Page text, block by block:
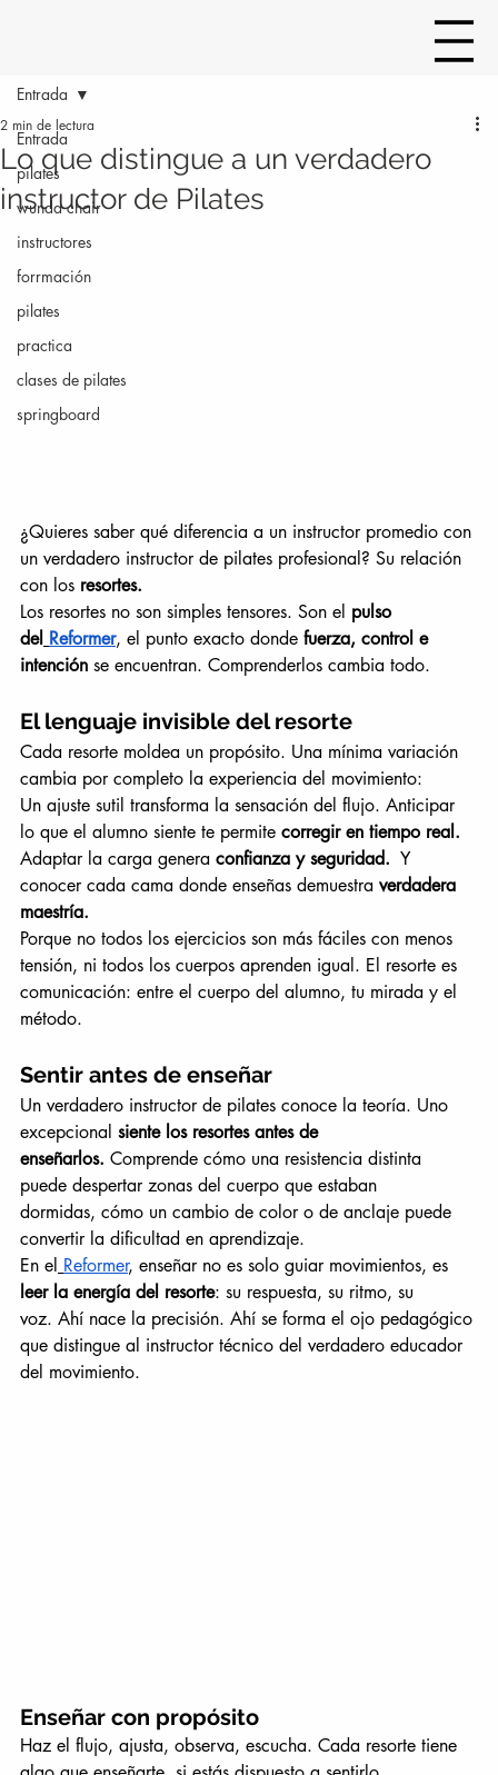
Entrada
pilates
wunda chair
instructores
forrmación
pilates
practica
clases de pilates
springboard
Entrada
Lo que distingue a un verdadero
instructor de Pilates
2 min de lectura
¿Quieres saber qué diferencia a un instructor promedio con
un verdadero instructor de pilates profesional? Su relación
con los resortes.
Los resortes no son simples tensores. Son el pulso
del Reformer, el punto exacto donde fuerza, control e
intención se encuentran. Comprenderlos cambia todo.
El lenguaje invisible del resorte
Cada resorte moldea un propósito. Una mínima variación
cambia por completo la experiencia del movimiento:
Un ajuste sutil transforma la sensación del flujo. Anticipar
lo que el alumno siente te permite corregir en tiempo real.
Adaptar la carga genera confianza y seguridad. Y
conocer cada cama donde enseñas demuestra verdadera
maestría.
Porque no todos los ejercicios son más fáciles con menos
tensión, ni todos los cuerpos aprenden igual. El resorte es
comunicación: entre el cuerpo del alumno, tu mirada y el
método.
Sentir antes de enseñar
Un verdadero instructor de pilates conoce la teoría. Uno
excepcional siente los resortes antes de
enseñarlos. Comprende cómo una resistencia distinta
puede despertar zonas del cuerpo que estaban
dormidas, cómo un cambio de color o de anclaje puede
convertir la dificultad en aprendizaje.
En el Reformer, enseñar no es solo guiar movimientos, es
leer la energía del resorte: su respuesta, su ritmo, su
voz. Ahí nace la precisión. Ahí se forma el ojo pedagógico
que distingue al instructor técnico del verdadero educador
del movimiento.
Enseñar con propósito
Haz el flujo, ajusta, observa, escucha. Cada resorte tiene